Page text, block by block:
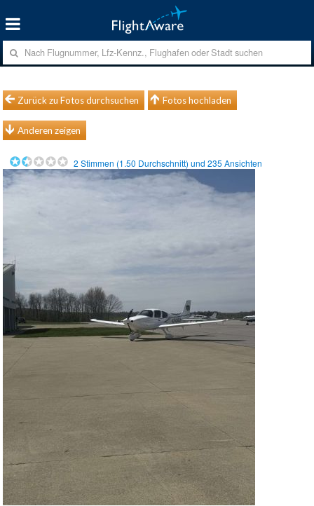
Zurück zu Fotos durchsuchen Fotos hochladen
Anderen zeigen
2 Stimmen (1.50 Durchschnitt) und235 Ansichten